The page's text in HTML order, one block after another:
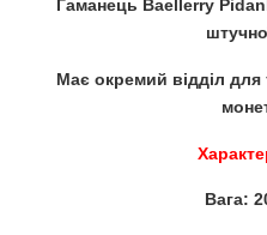
Гаманець Baellerry
Має окремий відділ
Вага: